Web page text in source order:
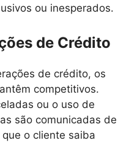
ou inesperados.
de Crédito
de crédito, os
competitivos.
ou o uso de
são comunicadas de
o cliente saiba